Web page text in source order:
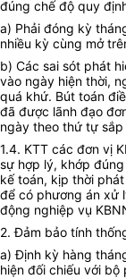
đúng chế độ quy
a) Phải đóng kỳ
nhiều kỳ cùng mở
b) Các sai sót phát
vào ngày hiện thời,
quá khứ. Bút toán
đã được lãnh đạo
ngày theo thứ tự
1.4. KTT các đơn vị
sự hợp lý, khớp
kế toán, kịp thời
để có phương án xử
động nghiệp vụ
2. Đảm bảo tính
a) Định kỳ hàng
hiện đối chiếu với bộ